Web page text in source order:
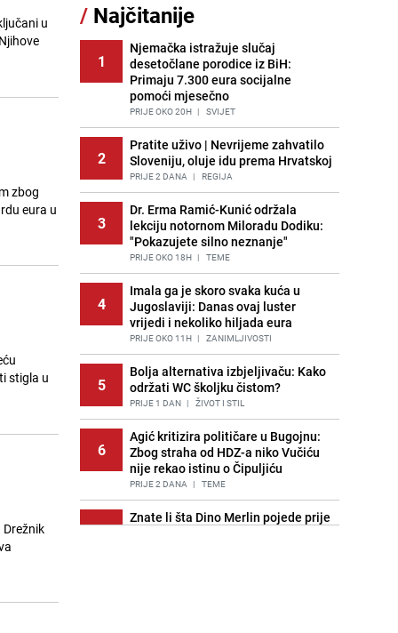
u
zbog
eura u
stigla u
/ Najčitanije
1
Njemačka istražuje slučaj
desetočlane porodice iz BiH:
Primaju 7.300 eura socijalne
pomoći mjesečno
PRIJE OKO 20H | SVIJET
2
Pratite uživo | Nevrijeme zahvatilo
Sloveniju, oluje idu prema Hrvatskoj
PRIJE 2 DANA | REGIJA
3
Dr. Erma Ramić-Kunić održala
lekciju notornom Miloradu Dodiku:
"Pokazujete silno neznanje"
PRIJE OKO 18H | TEME
4
Imala ga je skoro svaka kuća u
Jugoslaviji: Danas ovaj luster
vrijedi i nekoliko hiljada eura
PRIJE OKO 11H | ZANIMLJIVOSTI
5
Bolja alternativa izbjeljivaču: Kako
održati WC školjku čistom?
PRIJE 1 DAN | ŽIVOT I STIL
6
Agić kritizira političare u Bugojnu:
Zbog straha od HDZ-a niko Vučiću
nije rekao istinu o Čipuljiću
PRIJE 2 DANA | TEME
7
Znate li šta Dino Merlin pojede prije